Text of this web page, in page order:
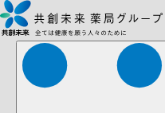
株式会社ファーマみらい 株